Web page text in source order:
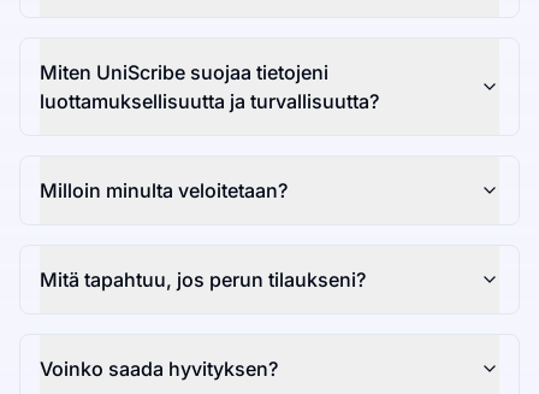
Miten UniScribe suojaa tietojeni
luottamuksellisuutta ja turvallisuutta?
Milloin minulta veloitetaan?
Mitä tapahtuu, jos perun tilaukseni?
Voinko saada hyvityksen?